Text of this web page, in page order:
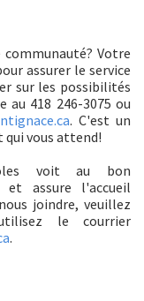
communauté? Votre
assurer le service
sur les possibilités
au 418 246-3075 ou
. C'est un
vous attend!
voit au bon
assure l'accueil
joindre, veuillez
le courrier
.